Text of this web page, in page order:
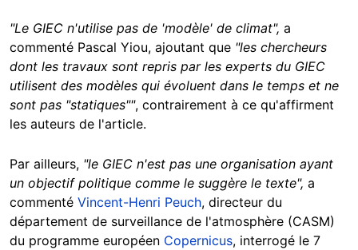
"Le GIEC n'utilise pas de 'modèle' de climat", a
commenté Pascal Yiou, ajoutant que "les chercheurs
dont les travaux sont repris par les experts du GIEC
utilisent des modèles qui évoluent dans le temps et ne
sont pas "statiques"", contrairement à ce qu'affirment
les auteurs de l'article.
Par ailleurs, "le GIEC n'est pas une organisation ayant
un objectif politique comme le suggère le texte", a
commenté Vincent-Henri Peuch, directeur du
département de surveillance de l'atmosphère (CASM)
du programme européen Copernicus, interrogé le 7